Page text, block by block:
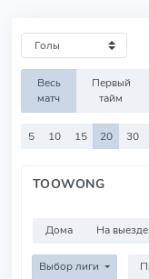
Весь
матч
Первый
тайм
5 10 15 20 30
TOOWONG
Дома На выезде
Выбор лиги